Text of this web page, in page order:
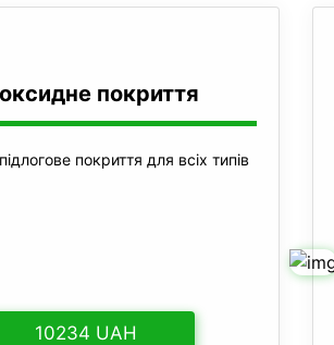
покриття
покриття для всіх типів
10234 UAH